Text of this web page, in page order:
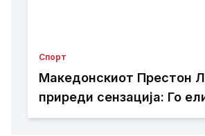
Спорт
Македонскиот Престон
приреди сензација: Го
актуелниот освојувач на